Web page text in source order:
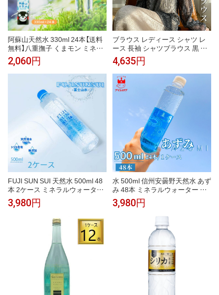
阿蘇山天然水 330ml 24本【送料
無料】八重撫子 くまモン ミネラ
ルウォーター 350mlより小さい
ペットボトル 硬度 26 災害用水
長期保存水 車載備蓄 飲む水 使
う水 災害 備蓄 非常食 保存食 防
2,060円
ブラウス レディース シャツ レ
ース 長袖 シャツブラウス 黒 白
シアー トップス ゆったり オフ
ィス 通勤 OL おしゃれ 大人 エレ
ガント シースルー シンプル uv
対策 カジュアル 大きいサイズ
透け感 春 夏 秋 着痩せ カジュア
ル 20代 30代 40代 50代 着回し
送料無料 韓国
4,635円
FUJI SUN SUI 天然水 500ml 48
本 2ケース ミネラルウォーター
シリカ 炭酸水素イオン 軟水 非
加熱処理 国産 ペットボトル 飲
料水 ケース販売 飲み水 水分補
給 常備水 備蓄 防災 スリムボト
ル 持ち運び 家庭用 オフィス 送
3,980円
水 500ml 信州安曇野天然水 あず
み 48本 ミネラルウォーター 天
然水 軟水 国産 ペットボトル 飲
料 水 ケース販売 24本×2ケース
飲み水 備蓄 防災 常備水 非常用
保存水 箱買い まとめ買い 送料
無料 信州 安曇野 自然水 毎日の
お水 水分補給
3,980円